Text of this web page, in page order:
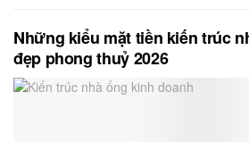
Những kiểu mặt tiền kiến trúc
đẹp phong thuỷ 2026